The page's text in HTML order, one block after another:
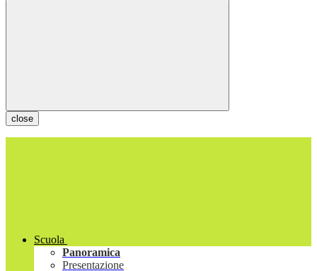
close
Scuola
Panoramica
Presentazione